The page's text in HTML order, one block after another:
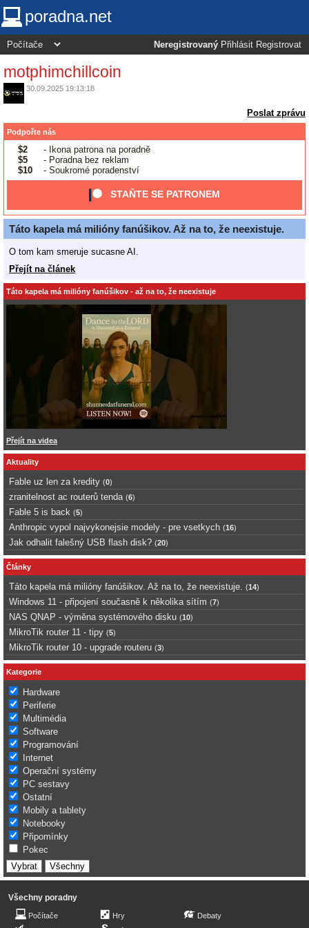
poradna.net
Neregistrovaný Přihlásit Registrovat
motphimchillcoin
30.09.2025 19:13:18
Poslat zprávu
Podpořte nás
$2
- Ikona patrona na poradně
$5
- Poradna bez reklam
$10
- Soukromé poradenství
STAŇTE SE PATRONEM
Táto kapela má milióny fanúšikov. Až na to, že neexistuje.
O tom kam smeruje sucasne AI.
Přejít na článek
Táto kapela má milióny fanúšikov - až na to, že neexistuje
Přejít na videa
Aktuality
Fable uz len za kredity (0)
zranitelnost ac routerů tenda (6)
Fable 5 is back (5)
Anthropic vypol najvykonejsie modely - pre vsetkych (16)
Jak odhalit falešný USB flash disk? (20)
Články
Táto kapela má milióny fanúšikov. Až na to, že neexistuje. (14)
Windows 11 - připojení současně k několika sítím (7)
NAS QNAP - výměna systémového disku (10)
MikroTik router 11 - tipy (5)
MikroTik router 10 - upgrade routeru (3)
Kategorie
Hardware
Periferie
Multimédia
Software
Programování
Internet
Operační systémy
PC sestavy
Ostatní
Mobily a tablety
Notebooky
Připomínky
Pokec
Všechny poradny
Počítače
Hry
Debaty